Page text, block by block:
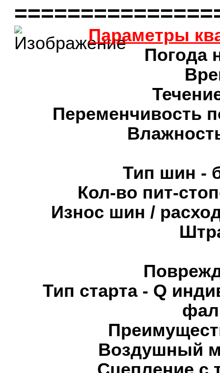
Параметры
Погода
Переменчивость
Тип шин -
Кол-во пит-
Износ шин /
Тип старта - Q
Воздушный